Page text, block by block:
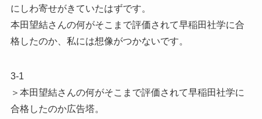
にしわ寄せがきていたはずです。
本田望結さんの何がそこまで評価されて早稲田社学に合
格したのか、私には想像がつかないです。
3-1
＞本田望結さんの何がそこまで評価されて早稲田社学に
合格したのか広告塔。